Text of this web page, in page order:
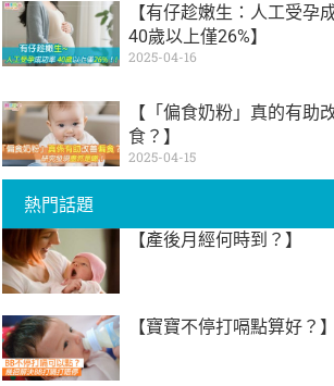
【有仔趁嫩生：人工受孕
40歲以上僅26%】
2025-04-16
【「偏食奶粉」真的有助
食？】
2025-04-15
熱門話題
【產後月經何時到？】
【寶寶不停打嗝點算好？】